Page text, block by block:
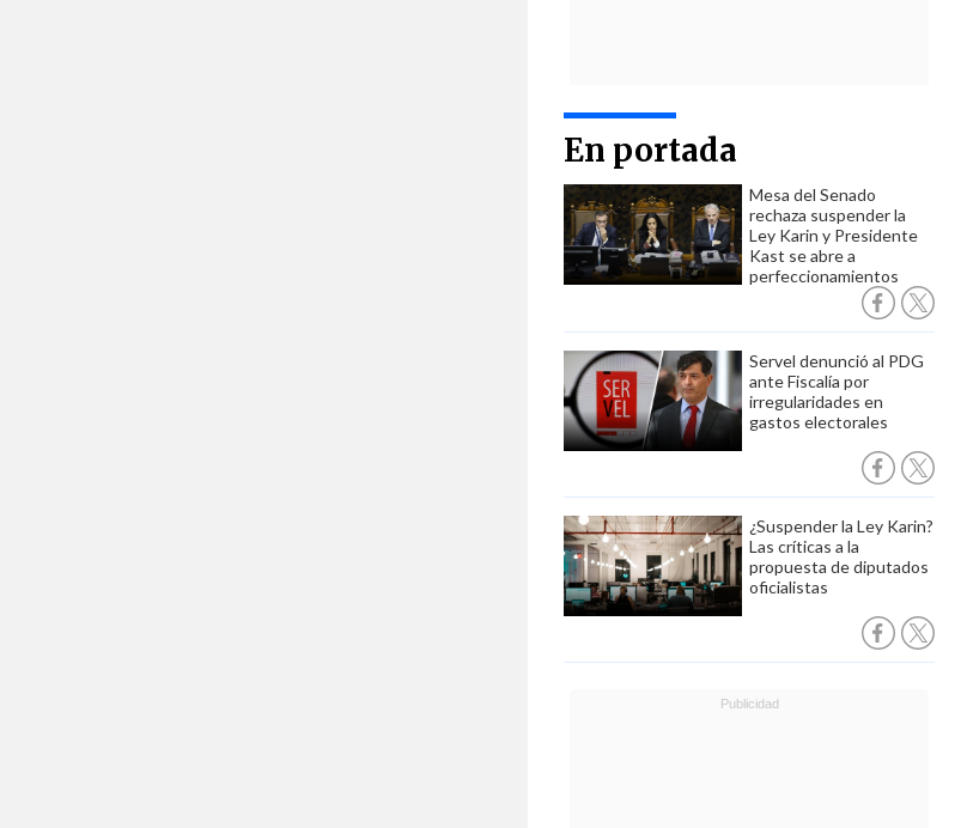
En portada
Mesa del Senado
rechaza suspender la
Ley Karin y Presidente
Kast se abre a
perfeccionamientos
Servel denunció al PDG
ante Fiscalía por
irregularidades en
gastos electorales
¿Suspender la Ley Karin?
Las críticas a la
propuesta de diputados
oficialistas